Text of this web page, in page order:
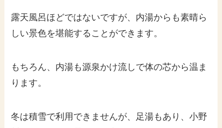
露天風呂ほどではないですが、内湯からも素晴ら
しい景色を堪能することができます。
もちろん、内湯も源泉かけ流しで体の芯から温ま
ります。
冬は積雪で利用できませんが、足湯もあり、小野